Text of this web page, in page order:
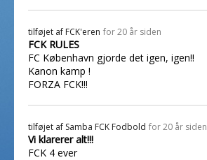
tilføjet af FCK'eren for 20 år siden
FCK RULES
FC København gjorde det igen, igen!!
Kanon kamp !
FORZA FCK!!!
tilføjet af Samba FCK Fodbold for 20 år siden
Vi klarerer alt!!!
FCK 4 ever